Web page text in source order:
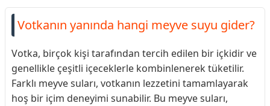
Votkanın yanında hangi meyve suyu gider?
Votka, birçok kişi tarafından tercih edilen bir içkidir ve
genellikle çeşitli içeceklerle kombinlenerek tüketilir.
Farklı meyve suları, votkanın lezzetini tamamlayarak
hoş bir içim deneyimi sunabilir. Bu meyve suları,